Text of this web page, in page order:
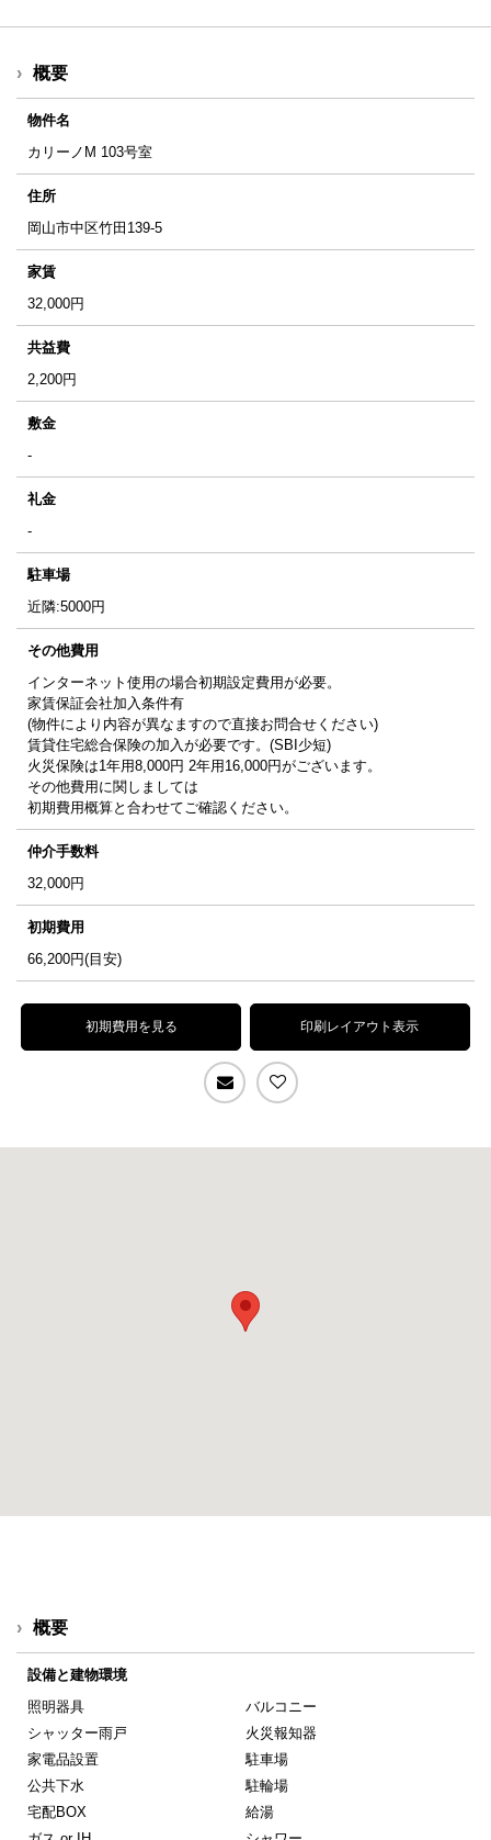
概要
物件名
カリーノM 103号室
住所
岡山市中区竹田139-5
家賃
32,000円
共益費
2,200円
敷金
-
礼金
-
駐車場
近隣:5000円
その他費用
インターネット使用の場合初期設定費用が必要。
家賃保証会社加入条件有
(物件により内容が異なますので直接お問合せください)
賃貸住宅総合保険の加入が必要です。(SBI少短)
火災保険は1年用8,000円 2年用16,000円がございます。
その他費用に関しましては
初期費用概算と合わせてご確認ください。
仲介手数料
32,000円
初期費用
66,200円(目安)
初期費用を見る 印刷レイアウト表示
概要
設備と建物環境
照明器具
バルコニー
シャッター雨戸
火災報知器
家電品設置
駐車場
公共下水
駐輪場
宅配BOX
給湯